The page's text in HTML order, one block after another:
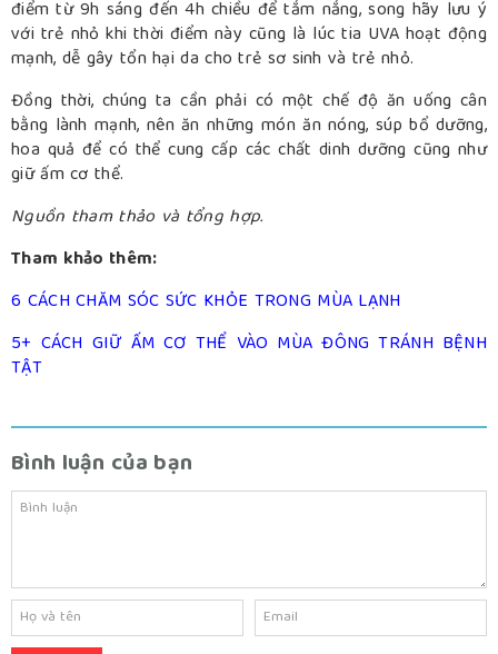
điểm từ 9h sáng đến 4h chiều để tắm nắng, song hãy lưu ý
với trẻ nhỏ khi thời điểm này cũng là lúc tia UVA hoạt động
mạnh, dễ gây tổn hại da cho trẻ sơ sinh và trẻ nhỏ.
Đồng thời, chúng ta cần phải có một chế độ ăn uống cân
bằng lành mạnh, nên ăn những món ăn nóng, súp bổ dưỡng,
hoa quả để có thể cung cấp các chất dinh dưỡng cũng như
giữ ấm cơ thể.
Nguồn tham thảo và tổng hợp.
Tham khảo thêm:
6 CÁCH CHĂM SÓC SỨC KHỎE TRONG MÙA LẠNH
5+ CÁCH GIỮ ẤM CƠ THỂ VÀO MÙA ĐÔNG TRÁNH BỆNH
TẬT
Bình luận của bạn